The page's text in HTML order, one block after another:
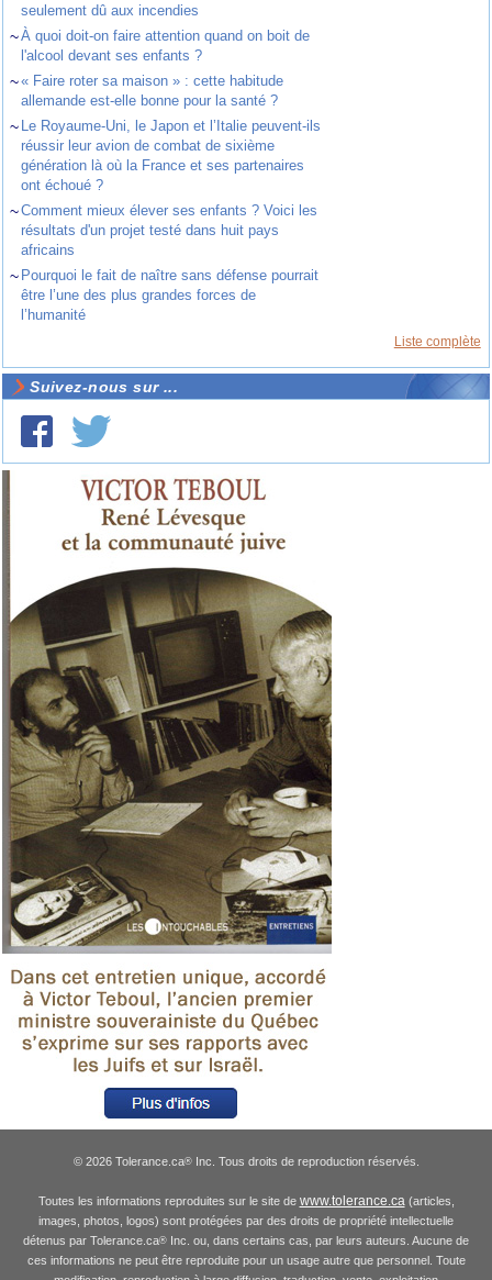
seulement dû aux incendies
~À quoi doit-on faire attention quand on boit de
l'alcool devant ses enfants ?
~« Faire roter sa maison » : cette habitude
allemande est-elle bonne pour la santé ?
~ Le Royaume-Uni, le Japon et l’Italie peuvent-ils
réussir leur avion de combat de sixième
génération là où la France et ses partenaires
ont échoué ?
~Comment mieux élever ses enfants ? Voici les
résultats d'un projet testé dans huit pays
africains
~ Pourquoi le fait de naître sans défense pourrait
être l’une des plus grandes forces de
l’humanité
Liste complète
Suivez-nous sur ...
© 2026 Tolerance.ca®Inc. Tous droits de reproduction réservés.
Toutes les informations reproduites sur le site de www.tolerance.ca (articles,
images, photos, logos) sont protégées par des droits de propriété intellectuelle
détenus par Tolerance.ca® Inc. ou, dans certains cas, par leurs auteurs. Aucune de
ces informations ne peut être reproduite pour un usage autre que personnel. Toute